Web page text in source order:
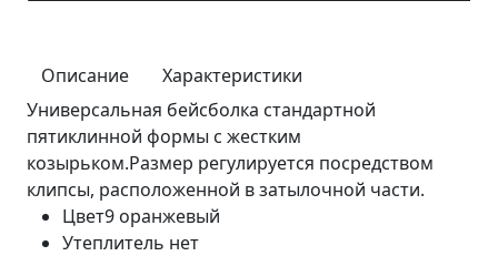
Описание
Характеристики
Универсальная бейсболка стандартной
пятиклинной формы с жестким
козырьком.Размер регулируется посредством
клипсы, расположенной в затылочной части.
Цвет9 оранжевый
Утеплитель нет